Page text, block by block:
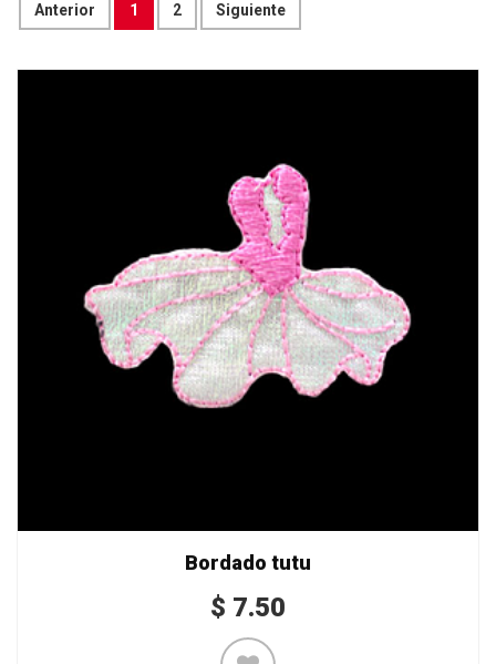
Anterior 1 2 Siguiente
Bordado tutu
$ 7.50